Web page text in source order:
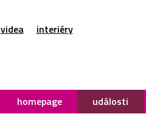
videa interiéry
homepage události